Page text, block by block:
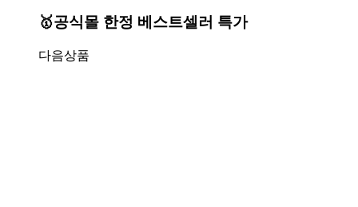
🥇공식몰 한정 베스트셀러 특가
다음상품